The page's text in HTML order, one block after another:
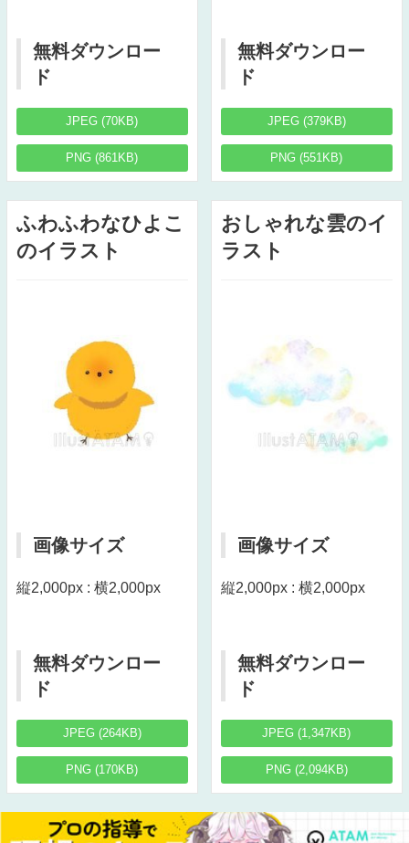
無料ダウンロー
ド
JPEG (70KB)
PNG (861KB)
無料ダウンロー
ド
JPEG (379KB)
PNG (551KB)
ふわふわなひよこ
のイラスト
画像サイズ
縦2,000px : 横2,000px
無料ダウンロー
ド
JPEG (264KB)
PNG (170KB)
おしゃれな雲のイ
ラスト
画像サイズ
縦2,000px : 横2,000px
無料ダウンロー
ド
JPEG (1,347KB)
PNG (2,094KB)